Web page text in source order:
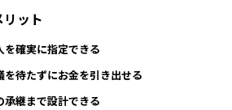
ット
を確実に指定できる
を待たずにお金を引き出せる
承継まで設計できる